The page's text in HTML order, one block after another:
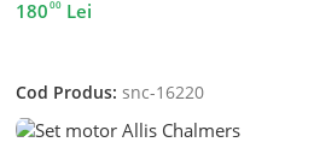
18000 Lei
Cod Produs:snc-16220